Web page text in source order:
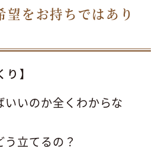
望をお持ちではあり
】
いいのか全くわからな
立てるの？